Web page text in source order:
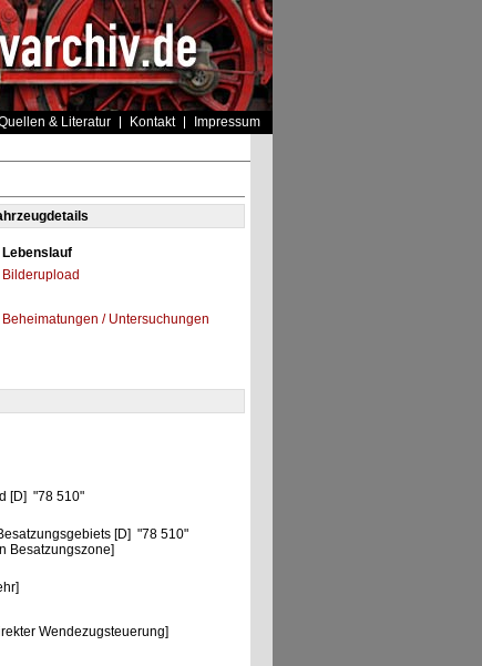
& Literatur Kontakt Impressum
Lebenslauf
Bilderupload
Beheimatungen / Untersuchungen
[D] "78 510"
[D] "78 510"
Besatzungszone]
Wendezugsteuerung]